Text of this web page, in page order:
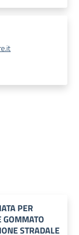
PER
GOMMATO
STRADALE